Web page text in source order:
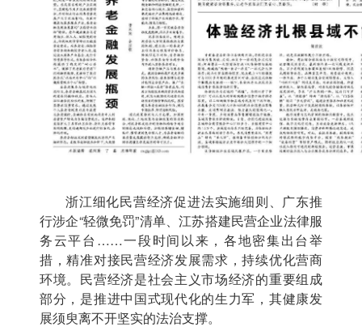
浙江细化民营经济促进法实施细则、广东推
行涉企“轻微免罚”清单、江苏搭建民营企业法律服
务云平台……一段时间以来，各地密集出台举
措，精准对接民营经济发展需求，持续优化营商
环境。民营经济是社会主义市场经济的重要组成
部分，是推进中国式现代化的生力军，其健康发
展须臾离不开坚实的法治支撑。